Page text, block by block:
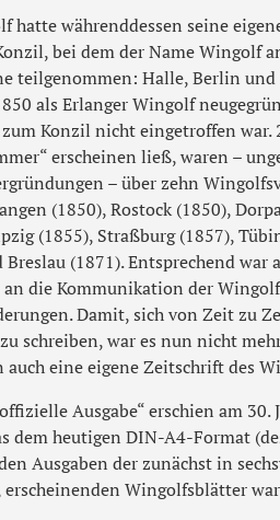
hatte währenddessen seine
bei dem der Name Wingolf
teilgenommen: Halle, Berlin
als Erlanger Wingolf
Konzil nicht eingetroffen war.
erscheinen ließ, waren –
– über zehn
(1850), Rostock (1850),
(1855), Straßburg (1857),
Breslau (1871). Entsprechend
an die Kommunikation der
Damit, sich von Zeit zu
schreiben, war es nun nicht
auch eine eigene Zeitschrift des
Ausgabe“ erschien am
dem heutigen DIN-A4-Format
Ausgaben der zunächst in
erscheinenden Wingolfsblätter